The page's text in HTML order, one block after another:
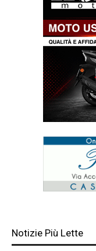
Notizie Più Lette